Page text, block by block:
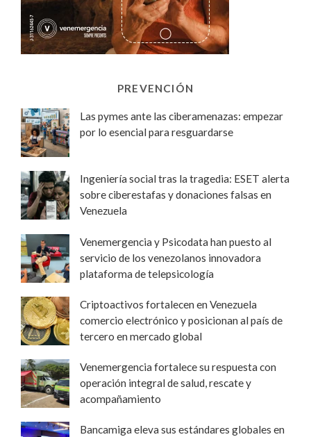
PREVENCIÓN
Las pymes ante las ciberamenazas: empezar
por lo esencial para resguardarse
Ingeniería social tras la tragedia: ESET alerta
sobre ciberestafas y donaciones falsas en
Venezuela
Venemergencia y Psicodata han puesto al
servicio de los venezolanos innovadora
plataforma de telepsicología
Criptoactivos fortalecen en Venezuela
comercio electrónico y posicionan al país de
tercero en mercado global
Venemergencia fortalece su respuesta con
operación integral de salud, rescate y
acompañamiento
Bancamiga eleva sus estándares globales en